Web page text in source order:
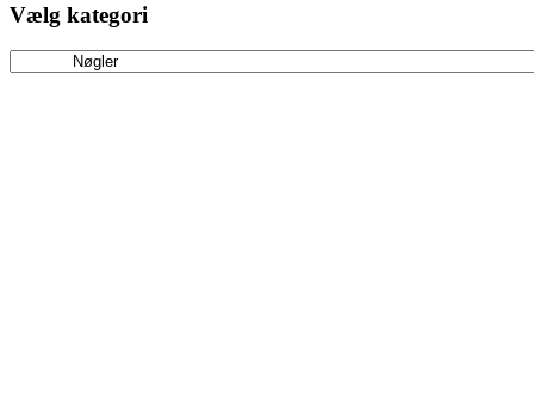
Vælg kategori